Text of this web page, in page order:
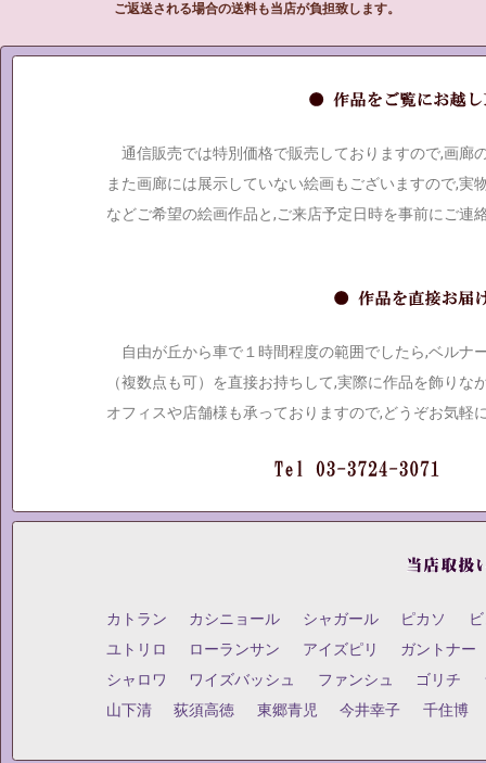
ご返送される場合の送料も当店が負担致します。
通信販売では特別価格で販売しておりますので,画廊
また画廊には展示していない絵画もございますので,
などご希望の絵画作品と,ご来店予定日時を事前にご連
自由が丘から車で１時間程度の範囲でしたら,ベルナ
（複数点も可）を直接お持ちして,実際に作品を飾り
オフィスや店舗様も承っておりますので,どうぞお気軽
カトラン カシニョール シャガール ピカソ
ユトリロ
ローランサン アイズピリ
ガントナー
シャロワ
ワイズバッシュ ファンシュ ゴリチ
山下清
荻須高徳 東郷青児 今井幸子 千住博